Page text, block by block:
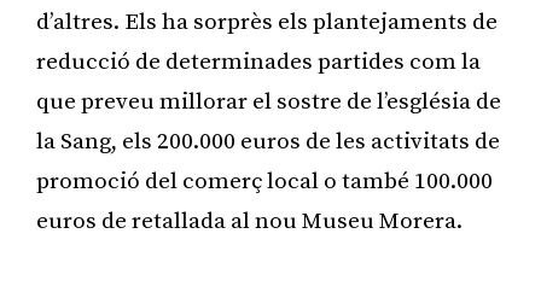
d’altres. Els ha sorprès els plantejaments de
reducció de determinades partides com la
que preveu millorar el sostre de l’església de
la Sang, els 200.000 euros de les activitats de
promoció del comerç local o també 100.000
euros de retallada al nou Museu Morera.